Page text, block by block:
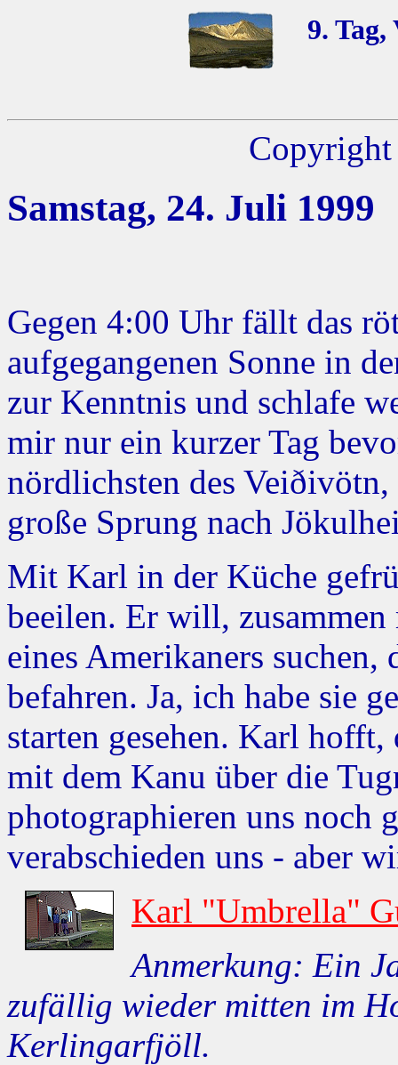
9.
Samstag, 24. Juli 1999
Gegen 4:00 Uhr fällt das
aufgegangenen Sonne in
zur Kenntnis und schlafe
mir nur ein kurzer Tag
nördlichsten des
große Sprung nach
Mit Karl in der Küche
beeilen. Er will,
eines Amerikaners
befahren. Ja, ich habe sie
starten gesehen. Karl
mit dem Kanu über die
photographieren uns noch
verabschieden uns - aber
Karl "Umbrella"
Anmerkung: Ein
zufällig wieder mitten im
Kerlingarfjöll.